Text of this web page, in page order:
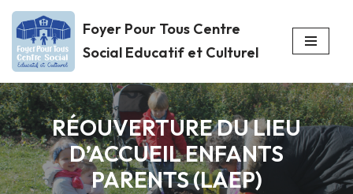
Aller
au
contenu
Foyer Pour Tous Centre
Social Educatif et Culturel
RÉOUVERTURE DU LIEU
D’ACCUEIL ENFANTS
PARENTS (LAEP)